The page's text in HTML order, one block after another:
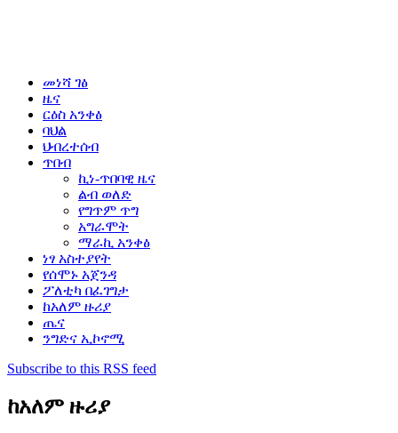
መነሻ ገፅ
ዜና
ርዕስ አንቀፅ
ባህል
ህብረተሰብ
ጥበብ
ኪነ-ጥበባዊ ዜና
ልብ ወለድ
የግጥም ጥግ
አግራሞት
ማራኪ አንቀፅ
ነፃ አስተያየት
የሰሞኑ አጀንዳ
ፖለቲካ በፈገግታ
ከአለም ዙሪያ
ጤና
ንግድና ኢኮኖሚ
Subscribe to this RSS feed
ከአለም ዙሪያ